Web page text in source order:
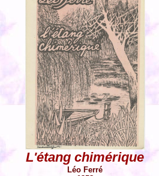
L'étang chimérique
Léo Ferré